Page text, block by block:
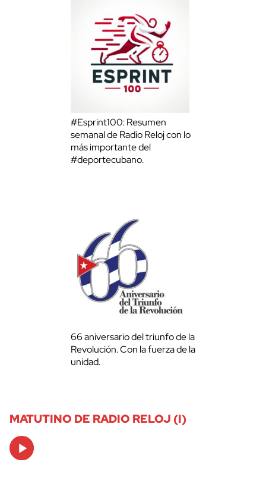
#Esprint100: Resumen
semanal de Radio Reloj con lo
más importante del
#deportecubano.
66 aniversario del triunfo de la
Revolución. Con la fuerza de la
unidad.
MATUTINO DE RADIO RELOJ (I)
Audio
Player